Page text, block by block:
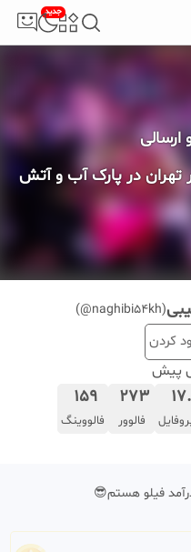
جدید
ارسالی
تهران در پارک آب و آتش
(naghibi54kh@)
کردن
273
فالوور
159
فالووینگ
فیلو هستم😎